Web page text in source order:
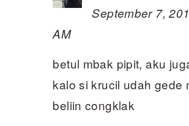
September 7,
AM
betul mbak pipit, aku
kalo si krucil udah gede
beliin congklak